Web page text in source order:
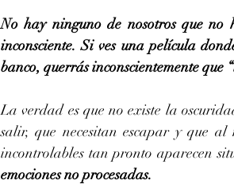
No hay ninguno de nosotros que
inconsciente. Si ves una película
banco, querrás inconscientemente que
La verdad es que no existe la
salir, que necesitan escapar y que al
incontrolables tan pronto aparecen
emociones no procesadas.